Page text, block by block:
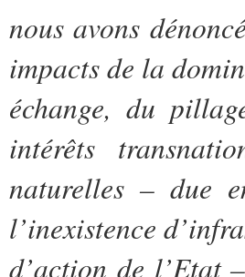
nous avons
impacts de la
échange, du
intérêts
naturelles – due
l’inexistence
d’action de l’Etat